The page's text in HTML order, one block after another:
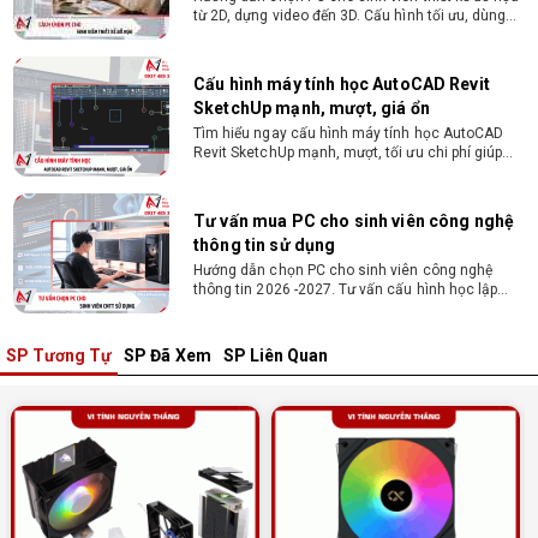
từ 2D, dựng video đến 3D. Cấu hình tối ưu, dùng
Cấu hình máy tính học AutoCAD Revit
SketchUp mạnh, mượt, giá ổn
Tìm hiểu ngay cấu hình máy tính học AutoCAD
Revit SketchUp mạnh, mượt, tối ưu chi phí giúp
Tư vấn mua PC cho sinh viên công nghệ
thông tin sử dụng
Hướng dẫn chọn PC cho sinh viên công nghệ
thông tin 2026 -2027. Tư vấn cấu hình học lập
Sinh viên nên mua laptop hay PC ?
khoăn của nhiều tân sinh viên khi chọn máy học
tập. Xem ngay phân tích để chọn thiết bị chuẩn
Laptop Sinh Viên 15–20 Triệu 2026: Cấu
Hình Nào Đáng Tiền?
SP Tương Tự SP Đã Xem SP Liên Quan